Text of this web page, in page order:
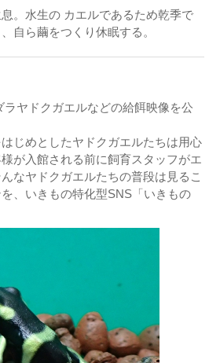
。水生の カエルであるため乾季で
自ら繭をつくり休眠する。
ヤドクガエルなどの給餌映像を公
じめとしたヤドクガエルたちは用心
が入館される前に飼育スタッフがエ
なヤドクガエルたちの普段は見るこ
、いきもの特化型SNS「いきもの